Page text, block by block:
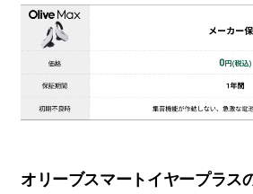
オリーブスマートイヤープラス